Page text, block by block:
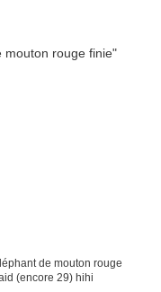
de mouton rouge
(encore 29) hihi